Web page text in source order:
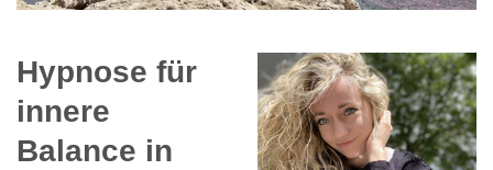
Hypnose für
innere
Balance in